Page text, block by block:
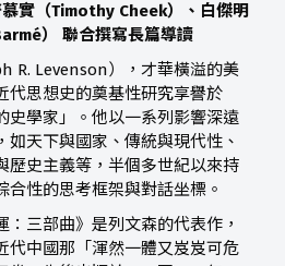
實（Timothy Cheek）、白傑明
） 聯合撰寫長篇導讀
R. Levenson），才華橫溢的美
代思想史的奠基性研究享譽於
史學家」。他以一系列影響深遠
如天下與國家、傳統與現代性、
歷史主義等，半個多世紀以來持
合性的思考框架與對話坐標。
：三部曲》是列文森的代表作，
代中國那「渾然一體又岌岌可危